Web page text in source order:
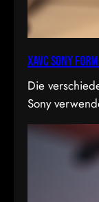
XAVC Sony
Die
Sony
Bedürfnisse
Bitrate
Formaten: 1.
intraframe-
Auflösung